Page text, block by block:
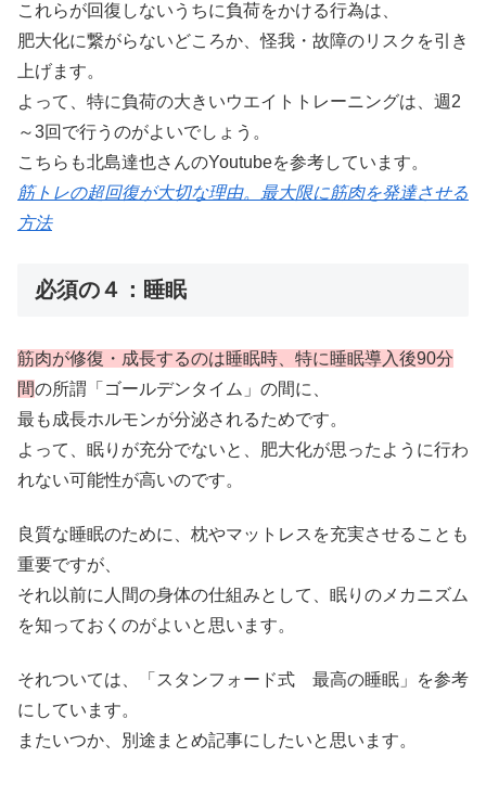
これらが回復しないうちに負荷をかける行為は、
肥大化に繋がらないどころか、怪我・故障のリスクを引き
上げます。
よって、特に負荷の大きいウエイトトレーニングは、週2
～3回で行うのがよいでしょう。
こちらも北島達也さんのYoutubeを参考しています。
筋トレの超回復が大切な理由。最大限に筋肉を発達させる
方法
必須の４：睡眠
筋肉が修復・成長するのは睡眠時、特に睡眠導入後90分
間の所謂「ゴールデンタイム」の間に、
最も成長ホルモンが分泌されるためです。
よって、眠りが充分でないと、肥大化が思ったように行わ
れない可能性が高いのです。
良質な睡眠のために、枕やマットレスを充実させることも
重要ですが、
それ以前に人間の身体の仕組みとして、眠りのメカニズム
を知っておくのがよいと思います。
それついては、「スタンフォード式 最高の睡眠」を参考
にしています。
またいつか、別途まとめ記事にしたいと思います。